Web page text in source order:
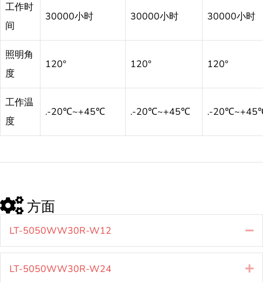
工作时
间
30000小时 30000小时 30000小时
照明角
度
120° 120° 120°
工作温
度
.-20℃~+45℃ .-20℃~+45℃ .-
方面
LT-5050WW30R-W12
LT-5050WW30R-W24